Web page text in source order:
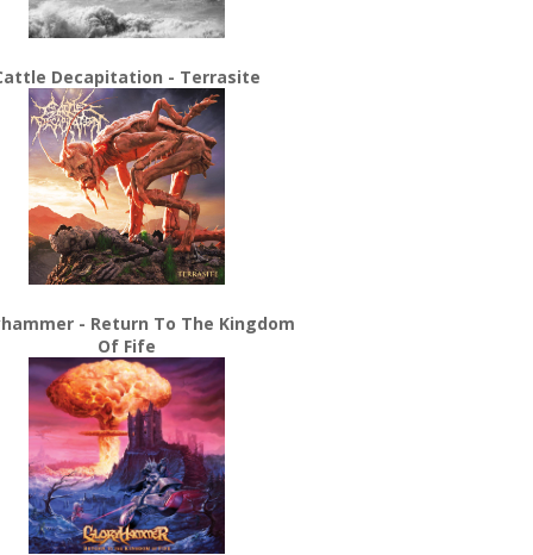
Decapitation - Terrasite
- Return To The Kingdom
Of Fife